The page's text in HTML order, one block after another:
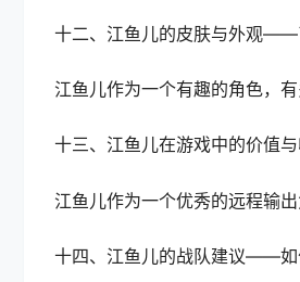
十二、江鱼儿的皮肤与外观——
江鱼儿作为一个有趣的角色，
十三、江鱼儿在游戏中的价值
江鱼儿作为一个优秀的远程输
十四、江鱼儿的战队建议——如